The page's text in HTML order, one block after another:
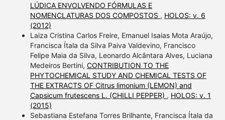
LÚDICA ENVOLVENDO FÓRMULAS E
NOMENCLATURAS DOS COMPOSTOS , HOLOS: v. 6
(2012)
Laiza Cristina Carlos Freire, Emanuel Isaias Mota Araújo,
Francisca Ítala da Silva Paiva Valdevino, Francisco
Felipe Maia da Silva, Leonardo Alcântara Alves, Luciana
Medeiros Bertini, CONTRIBUTION TO THE
PHYTOCHEMICAL STUDY AND CHEMICAL TESTS OF
THE EXTRACTS OF Citrus limonium (LEMON) and
Capsicum frutescens L. (CHILLI PEPPER) , HOLOS: v. 1
(2015)
Sebastiana Estefana Torres Brilhante, Francisca Ítala da